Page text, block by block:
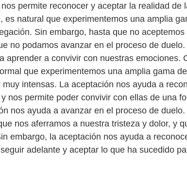
permite reconocer y aceptar la realidad de
es natural que experimentemos una amplia
Sin embargo, hasta que no
no podamos avanzar en el proceso de
aprender a convivir con nuestras emociones.
que experimentemos una amplia gama
muy intensas. La aceptación nos ayuda a
nos permite poder convivir con ellas de una
nos ayuda a avanzar en el proceso de
nos aferramos a nuestra tristeza y dolor, y
embargo, la aceptación nos ayuda a
adelante y aceptar lo que ha sucedido